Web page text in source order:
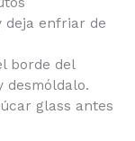
enfriar
borde del
desmóldalo.
glass